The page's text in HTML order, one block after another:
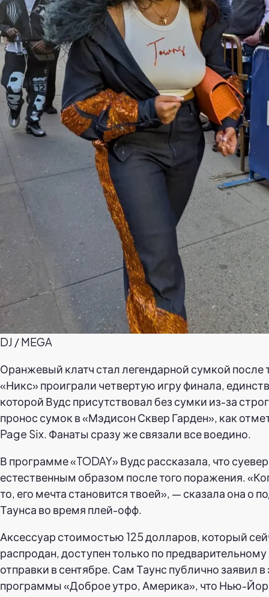
DJ / MEGA
Оранжевый клатч стал легендарной сумкой после
«Никс» проиграли четвертую игру финала,
которой Вудс присутствовал без сумки из-за
пронос сумок в «Мэдисон Сквер Гарден», как
Page Six. Фанаты сразу же связали все воедино.
В программе «TODAY» Вудс рассказала, что
естественным образом после того поражения.
то, его мечта становится твоей», — сказала она о
Таунса во время плей-офф.
Аксессуар стоимостью 125 долларов, который
распродан, доступен только по предварительному
отправки в сентябре. Сам Таунс публично заявил
программы «Доброе утро, Америка», что Нью-